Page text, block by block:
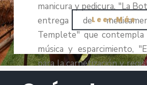
manicura y pedicura, "La
entrega de
Templete" que contempla
música y esparcimiento,
para la carnetización y
Abuelos" que les ofrece
Leer Más